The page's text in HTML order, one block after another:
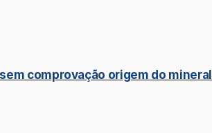
comprovação origem do mineral